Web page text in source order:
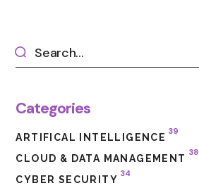
Categories
ARTIFICAL INTELLIGENCE
39
CLOUD & DATA MANAGEMENT
38
CYBER SECURITY
34